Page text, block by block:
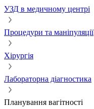
УЗД в медичному центрі
Процедури та маніпуляції
Хірургія
Лабораторна діагностика
Планування вагітності